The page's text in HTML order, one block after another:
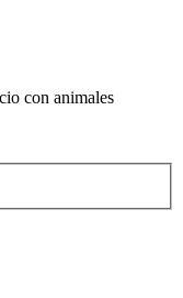
con animales